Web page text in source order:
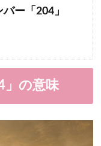
ー「204」
」の意味